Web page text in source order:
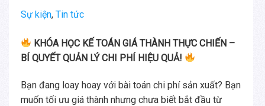
Sự kiện, Tin tức
KHÓA HỌC KẾ TOÁN GIÁ THÀNH THỰC CHIẾN –
BÍ QUYẾT QUẢN LÝ CHI PHÍ HIỆU QUẢ!
Bạn đang loay hoay với bài toán chi phí sản xuất? Bạn
muốn tối ưu giá thành nhưng chưa biết bắt đầu từ